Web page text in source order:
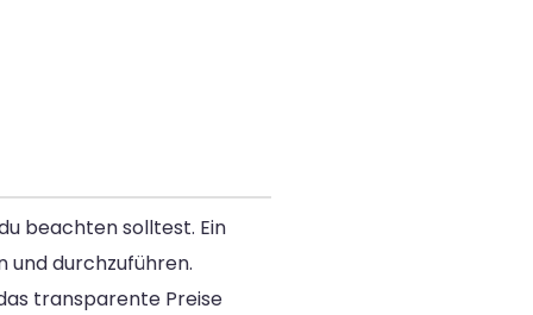
beachten solltest. Ein
und durchzuführen.
transparente Preise